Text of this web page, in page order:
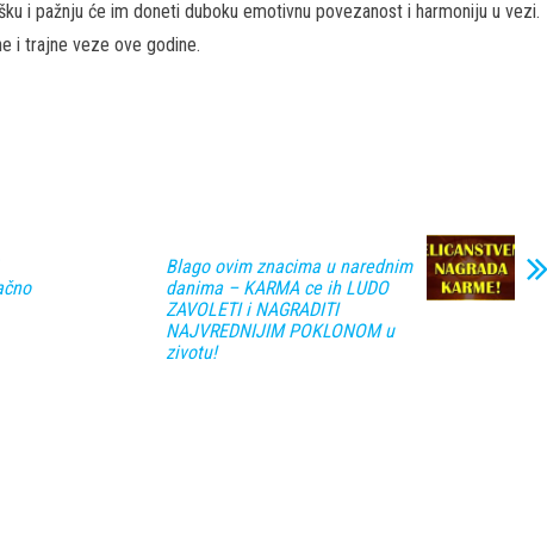
i pažnju će im doneti duboku emotivnu povezanost i harmoniju u vezi.
i trajne veze ove godine.
Blago ovim znacima u narednim
danima – KARMA ce ih LUDO
ZAVOLETI i NAGRADITI
NAJVREDNIJIM POKLONOM u
zivotu!